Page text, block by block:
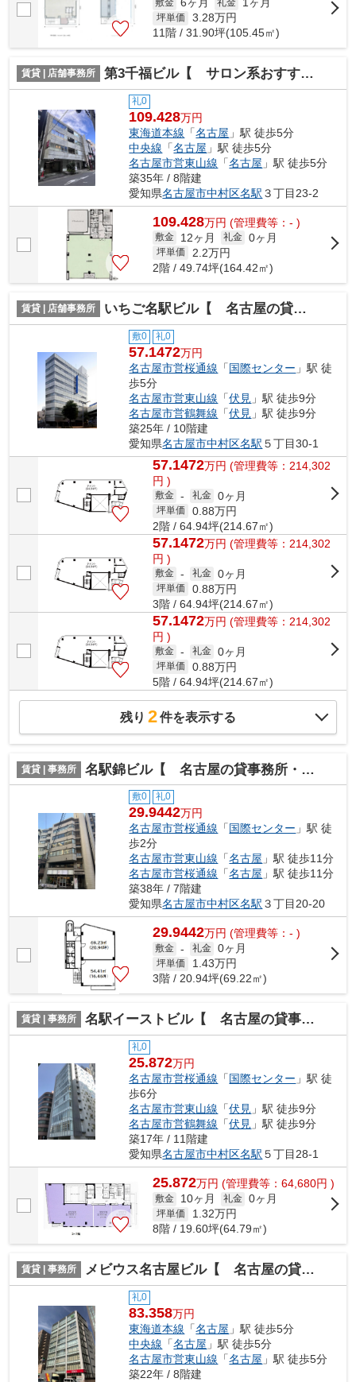
坪単価 3.28万円
11階 / 31.90坪(105.45㎡)
賃貸 | 店舗事務所 第3千福ビル【 サロン系おすすめ 】
礼0
109.428万円
東海道本線 「名古屋 」駅 徒歩5分
中央線 「名古屋 」駅 徒歩5分
名古屋市営東山線 「名古屋 」駅 徒歩5分
築35年 / 8階建
愛知県名古屋市中村区名駅 ３丁目23-2
109.428万円 (管理費等：- )
敷金 12ヶ月 礼金 0ヶ月
坪単価 2.2万円
2階 / 49.74坪(164.42㎡)
賃貸 | 店舗事務所 いちご名駅ビル【 名古屋の貸事務所・貸オフィス 】
敷0 礼0
57.1472万円
名古屋市営桜通線 「国際センター 」駅 徒
歩5分
名古屋市営東山線 「伏見 」駅 徒歩9分
名古屋市営鶴舞線 「伏見 」駅 徒歩9分
築25年 / 10階建
愛知県名古屋市中村区名駅 ５丁目30-1
57.1472万円 (管理費等：214,302
円 )
敷金 - 礼金 0ヶ月
坪単価 0.88万円
2階 / 64.94坪(214.67㎡)
57.1472万円 (管理費等：214,302
円 )
敷金 - 礼金 0ヶ月
坪単価 0.88万円
3階 / 64.94坪(214.67㎡)
57.1472万円 (管理費等：214,302
円 )
敷金 - 礼金 0ヶ月
坪単価 0.88万円
5階 / 64.94坪(214.67㎡)
残り 2件を表示する
賃貸 | 事務所 名駅錦ビル【 名古屋の貸事務所・貸オフィス 】
敷0 礼0
29.9442万円
名古屋市営桜通線 「国際センター 」駅 徒
歩2分
名古屋市営東山線 「名古屋 」駅 徒歩11分
名古屋市営桜通線 「名古屋 」駅 徒歩11分
築38年 / 7階建
愛知県名古屋市中村区名駅 ３丁目20-20
29.9442万円 (管理費等：- )
敷金 - 礼金 0ヶ月
坪単価 1.43万円
3階 / 20.94坪(69.22㎡)
賃貸 | 事務所 名駅イーストビル【 名古屋の貸事務所・貸オフィス 】
礼0
25.872万円
名古屋市営桜通線 「国際センター 」駅 徒
歩6分
名古屋市営東山線 「伏見 」駅 徒歩9分
名古屋市営鶴舞線 「伏見 」駅 徒歩9分
築17年 / 11階建
愛知県名古屋市中村区名駅 ５丁目28-1
25.872万円 (管理費等：64,680円 )
敷金 10ヶ月 礼金 0ヶ月
坪単価 1.32万円
8階 / 19.60坪(64.79㎡)
賃貸 | 事務所 メビウス名古屋ビル【 名古屋の貸事務所・貸オフィス 】
礼0
83.358万円
東海道本線 「名古屋 」駅 徒歩5分
中央線 「名古屋 」駅 徒歩5分
名古屋市営東山線 「名古屋 」駅 徒歩5分
築22年 / 8階建